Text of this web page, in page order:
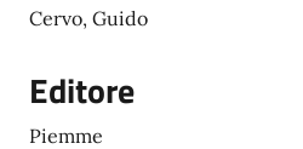
Cervo, Guido
Editore
Piemme